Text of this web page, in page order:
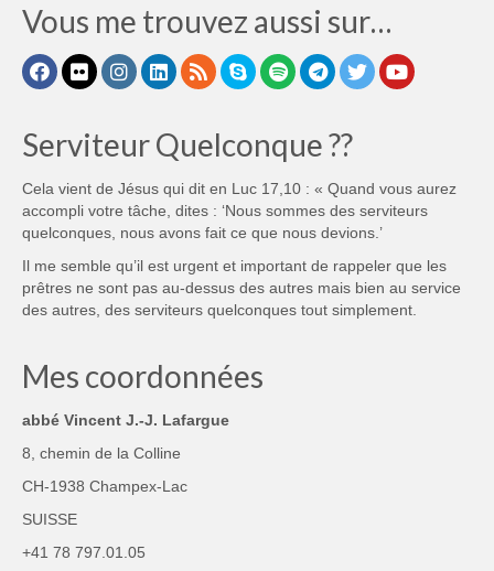
Vous me trouvez aussi sur…
Serviteur Quelconque ??
Cela vient de Jésus qui dit en Luc 17,10 : « Quand vous aurez
accompli votre tâche, dites : ‘Nous sommes des serviteurs
quelconques, nous avons fait ce que nous devions.’
Il me semble qu’il est urgent et important de rappeler que les
prêtres ne sont pas au-dessus des autres mais bien au service
des autres, des serviteurs quelconques tout simplement.
Mes coordonnées
abbé Vincent J.-J. Lafargue
8, chemin de la Colline
CH-1938 Champex-Lac
SUISSE
+41 78 797.01.05